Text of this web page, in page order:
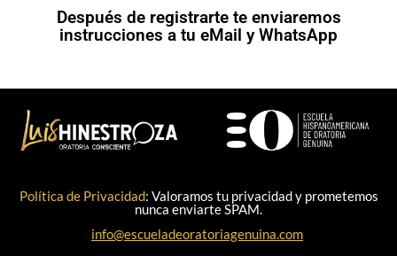
Después de registrarte te enviaremos
instrucciones a tu eMail y WhatsApp
Política de Privacidad: Valoramos tu privacidad y prometemos
nunca enviarte SPAM.
info@escueladeoratoriagenuina.com